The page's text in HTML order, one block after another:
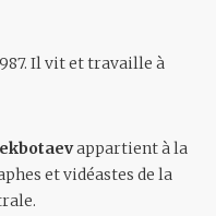
Il vit et travaille à
appartient à la
et vidéastes de la